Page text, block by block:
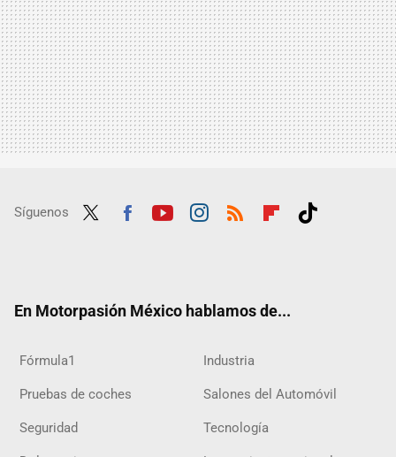
Síguenos
En Motorpasión México hablamos de...
Fórmula1 Industria
Pruebas de coches Salones del Automóvil
Seguridad Tecnología